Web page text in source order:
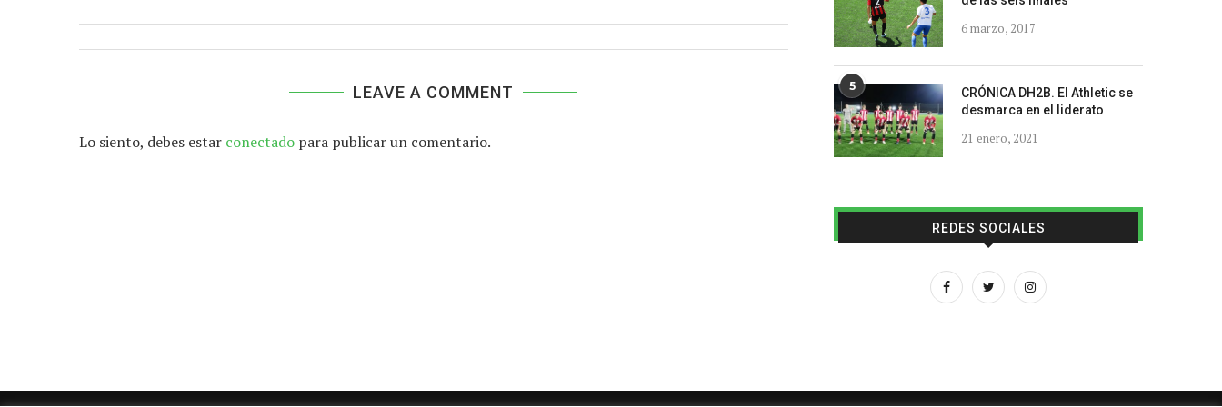
LEAVE A COMMENT
Lo siento, debes estar conectado para publicar un comentario.
6 marzo, 2017
5
CRÓNICA DH2B. El Athletic se
desmarca en el liderato
21 enero, 2021
REDES SOCIALES